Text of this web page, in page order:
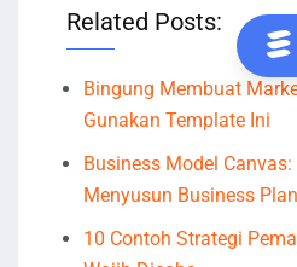
Related Posts:
Bingung Membuat
Gunakan Template Ini
Business Model
Menyusun Business Plan
10 Contoh Strategi